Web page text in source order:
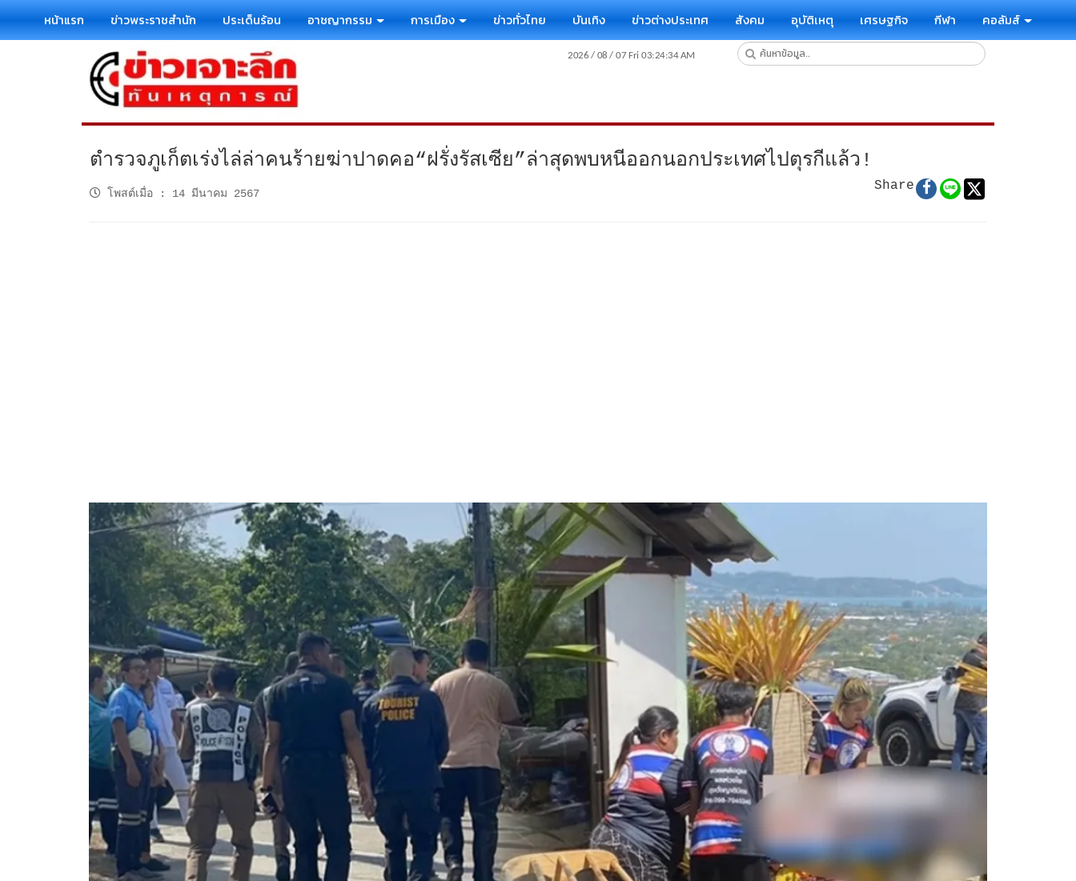
หน้าแรก ข่าวพระราชสำนัก ประเด็นร้อน อาชญากรรม การเมือง ข่าวทั่วไทย บันเทิง ข่าวต่างประเทศ สังคม อุบัติเหตุ เศรษฐกิจ กีฬา คอลัมส์
ตำรวจภูเก็ตเร่งไล่ล่าคนร้ายฆ่าปาดคอ“ฝรั่งรัสเซีย”ล่าสุดพบหนีออกนอกประเทศไปตุรกีแล้ว!
โพสต์เมื่อ : 14 มีนาคม 2567
Share